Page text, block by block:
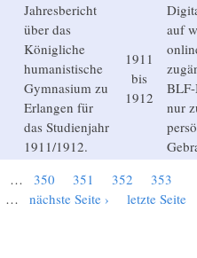
Jahresbericht
über das
Königliche
humanistische
Gymnasium zu
Erlangen für
das Studienjahr
1911/1912.
1911
bis
1912
auf
nur
… 350 351 352 353
… nächste Seite ›
letzte Seite